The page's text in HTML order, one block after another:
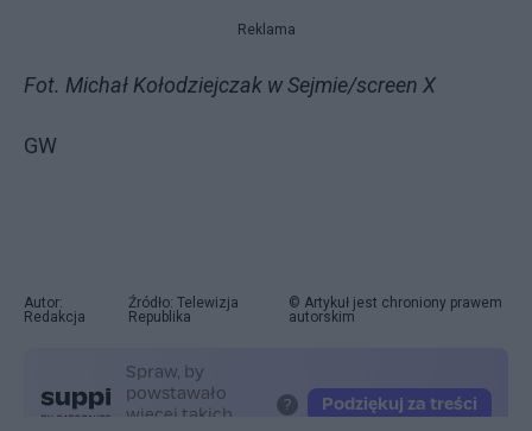
Reklama
Fot. Michał Kołodziejczak w Sejmie/screen X
GW
Autor:
Redakcja
Źródło: Telewizja
Republika
© Artykuł jest chroniony prawem
autorskim